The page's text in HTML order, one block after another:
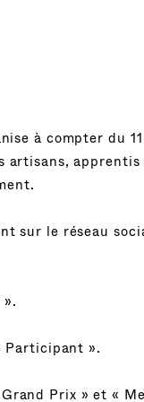
à compter du
artisans,
sur le réseau
Participant ».
Prix » et «